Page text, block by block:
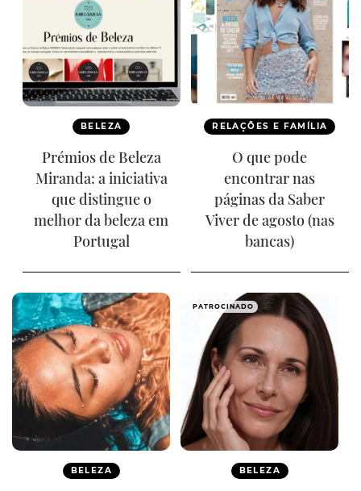
BELEZA
Prémios de Beleza
Miranda: a iniciativa
que distingue o
melhor da beleza em
Portugal
RELAÇÕES E FAMÍLIA
O que pode
encontrar nas
páginas da Saber
Viver de agosto (nas
bancas)
BELEZA
PATROCINADO
BELEZA